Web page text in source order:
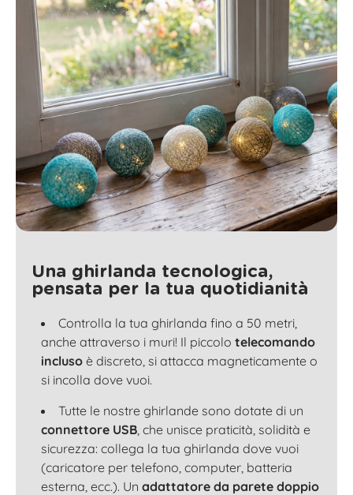
Una ghirlanda tecnologica,
pensata per la tua quotidianità
Controlla la tua ghirlanda fino a 50 metri,
anche attraverso i muri! Il piccolo telecomando
incluso è discreto, si attacca magneticamente o
si incolla dove vuoi.
Tutte le nostre ghirlande sono dotate di un
connettore USB, che unisce praticità, solidità e
sicurezza: collega la tua ghirlanda dove vuoi
(caricatore per telefono, computer, batteria
esterna, ecc.). Un adattatore da parete doppio